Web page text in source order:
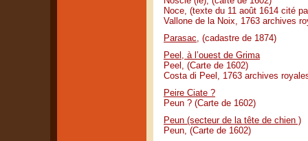
Noce, (texte du 11 août 1614 cité
Vallone de la Noix, 1763 archives
Parasac, (cadastre de 1874)
Peel, à l’ouest de Grima
Peel, (Carte de 1602)
Costa di Peel, 1763 archives
Peire Ciate ?
Peun ? (Carte de 1602)
Peun (secteur de la tête de chien )
Peun, (Carte de 1602)